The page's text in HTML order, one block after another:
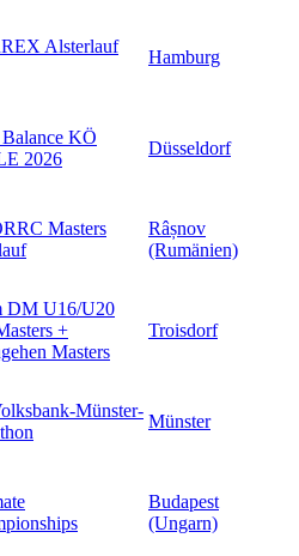
Alsterlauf
Hamburg
KÖ
2026
Düsseldorf
Masters
Râșnov
(Rumänien)
DM U16/U20
+
Masters
Troisdorf
Münster-
Münster
Budapest
(Ungarn)